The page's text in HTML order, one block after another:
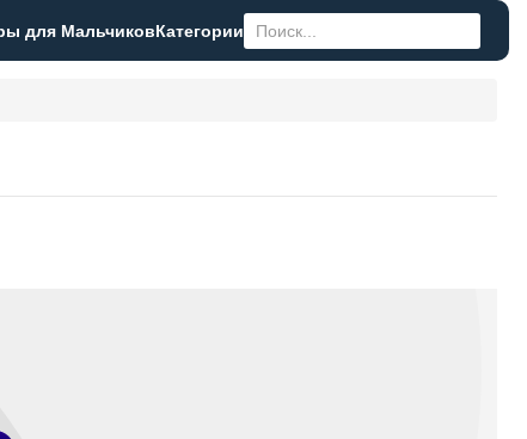
для МальчиковКатегории